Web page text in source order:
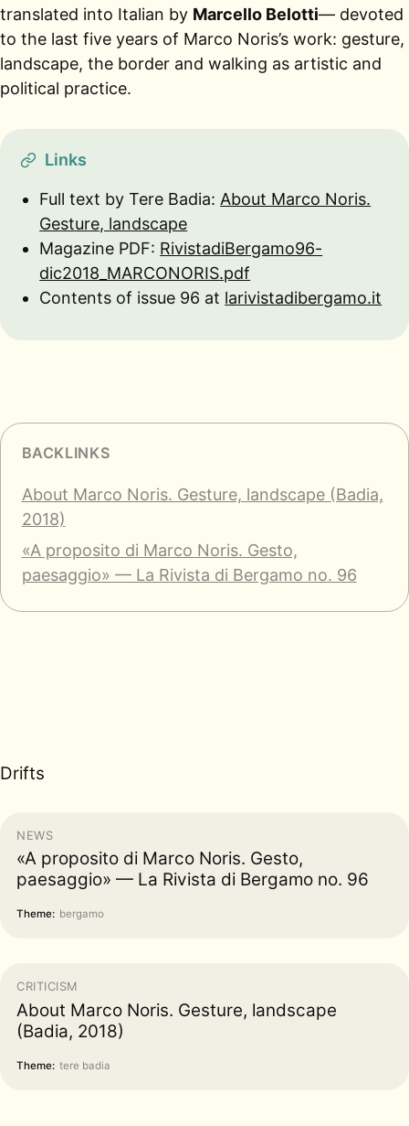
translated into Italian by Marcello Belotti— devoted
to the last five years of Marco Noris’s work: gesture,
landscape, the border and walking as artistic and
political practice.
Links
Full text by Tere Badia: About Marco Noris.
Gesture, landscape
Magazine PDF: RivistadiBergamo96-
dic2018_MARCONORIS.pdf
Contents of issue 96 at larivistadibergamo.it
BACKLINKS
About Marco Noris. Gesture, landscape (Badia,
2018)
«A proposito di Marco Noris. Gesto,
paesaggio» — La Rivista di Bergamo no. 96
Drifts
NEWS
«A proposito di Marco Noris. Gesto,
paesaggio» — La Rivista di Bergamo no. 96
Theme: bergamo
CRITICISM
About Marco Noris. Gesture, landscape
(Badia, 2018)
Theme: tere badia